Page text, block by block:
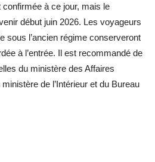
confirmée à ce jour, mais le
début juin 2026. Les voyageurs
sous l’ancien régime conserveront
à l’entrée. Il est recommandé de
du ministère des Affaires
de l’Intérieur et du Bureau